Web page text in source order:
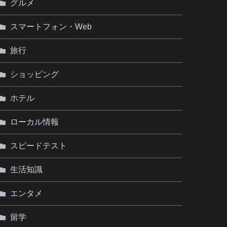
グルメ
スマートフォン・Web
旅行
ショッピング
ホテル
ローカル情報
スピードテスト
生活知識
エンタメ
留学